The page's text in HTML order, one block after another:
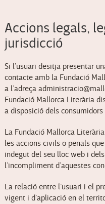
Accions legals,
jurisdicció
Si l’usuari desitja presentar
contacte amb la Fundació
a l’adreça
Fundació Mallorca Literària
a disposició dels consumidors
La Fundació Mallorca
les accions civils o penals
indegut del seu lloc web i
l’incompliment d’aquestes
La relació entre l’usuari i el
vigent i d’aplicació en el